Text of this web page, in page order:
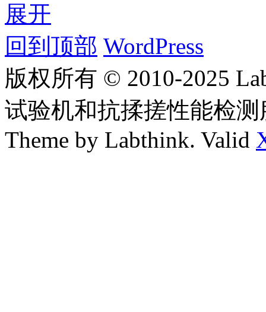
展开
回到顶部 WordPress
版权所有 © 2010-2025
试验机和抗揉搓性能检
Theme by Labthink. Valid